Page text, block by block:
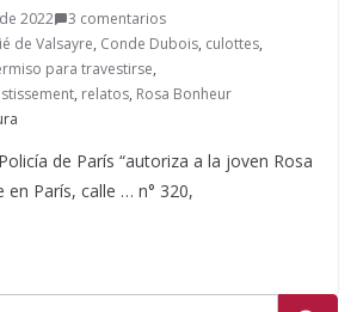
2022
3 comentarios
de Valsayre, Conde Dubois, culottes,
para travestirse,
, relatos, Rosa Bonheur
de París “autoriza a la joven Rosa
en París, calle … n° 320,